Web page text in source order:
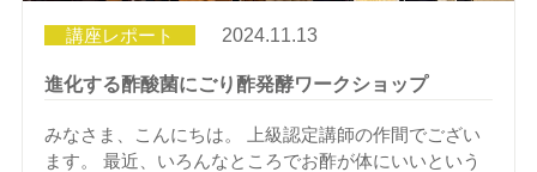
講座レポート 2024.11.13
進化する酢酸菌にごり酢発酵ワークショップ
みなさま、こんにちは。 上級認定講師の作間でござい
ます。 最近、いろんなところでお酢が体にいいという